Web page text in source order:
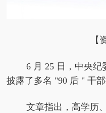
【
6 月 25 日，中央纪
披露了多名 "90 后 " 干
文章指出，高学历